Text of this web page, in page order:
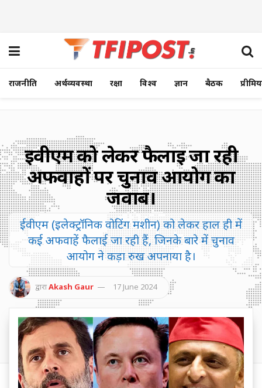
राजनीति अर्थव्यवस्था रक्षा विश्व ज्ञान बैठक
ईवीएम को लेकर फैलाई जा रही
अफवाहों पर चुनाव आयोग का
जवाब।
ईवीएम (इलेक्ट्रॉनिक वोटिंग मशीन) को लेकर हाल ही में
कई अफवाहें फैलाई जा रही हैं, जिनके बारे में चुनाव
आयोग ने कड़ा रुख अपनाया है।
द्वाराAkash Gaur 17 June 2024